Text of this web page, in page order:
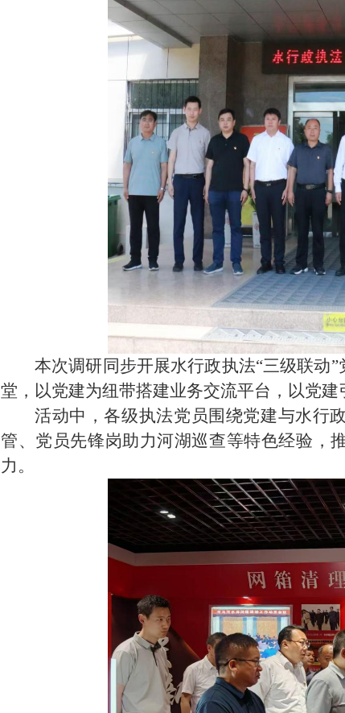
本次调研同步开展水行政执法“三级联动
堂，以党建为纽带搭建业务交流平台，以党建
活动中，各级执法党员围绕党建与水行
管、党员先锋岗助力河湖巡查等特色经验，
力。